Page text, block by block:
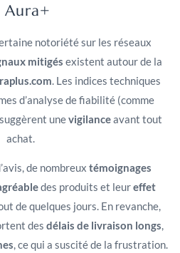
Aura+
notoriété sur les réseaux
mitigés existent autour de la
. Les indices techniques
d’analyse de fiabilité (comme
unevigilanceavant tout
achat.
de nombreux témoignages
des produits et leureffet
de quelques jours. En revanche,
des délais de livraison longs,
, ce qui a suscité de la frustration.